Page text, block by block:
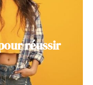
réussir